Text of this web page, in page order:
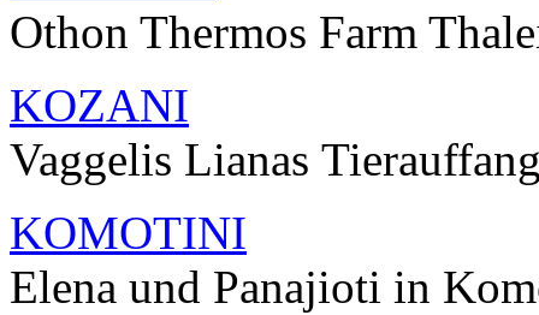
Othon Thermos Farm
KOZANI
Vaggelis Lianas
KOMOTINI
Elena und Panajioti in